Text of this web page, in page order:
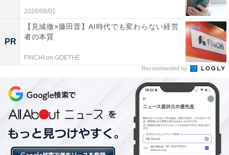
応戦しない方が良い理由
2026/08/01
PR
【見城徹×藤田晋】AI時代でも変わらない経営
者の本質
FINCHI on GOETHE
Recommended by